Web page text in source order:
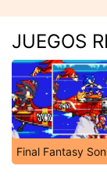
JUEGOS
Final Fantasy